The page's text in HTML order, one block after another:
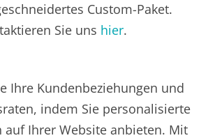
Custom-Paket.
Sie uns hier.
Ihre Kundenbeziehungen und
indem Sie personalisierte
auf Ihrer Website anbieten. Mit